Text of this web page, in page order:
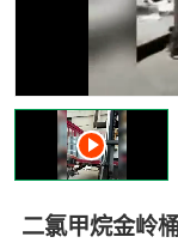
二氯甲烷金岭
十二烷基苯磺酸
丙二醇甲醚醋酸